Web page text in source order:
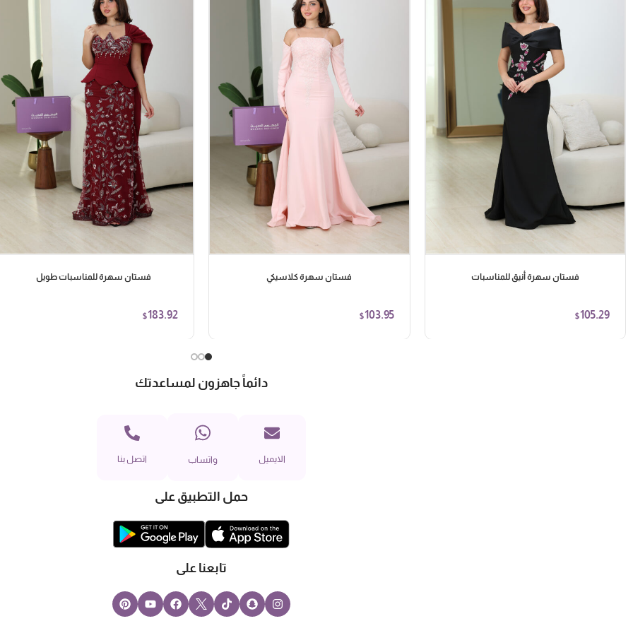
فستان سهرة أنيق للمناسبات
$105.29
فستان سهرة كلاسيكي
$103.95
فستان سهرة للمناسبات طويل
$183.92
دائماً جاهزون لمساعدتك
الايميل واتساب اتصل بنا
حمل التطبيق على
تابعنا على